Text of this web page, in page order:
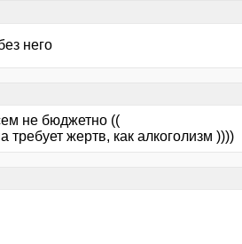
него
не бюджетно ((
жертв, как алкоголизм ))))